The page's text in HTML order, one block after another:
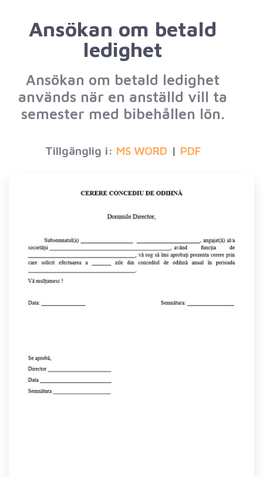
Ansökan om betald
ledighet
Ansökan om betald ledighet
används när en anställd vill ta
semester med bibehållen lön.
Tillgänglig i: MS WORD | PDF